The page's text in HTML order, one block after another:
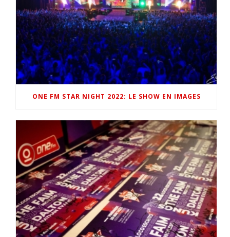
ONE FM STAR NIGHT 2022: LE SHOW EN IMAGES